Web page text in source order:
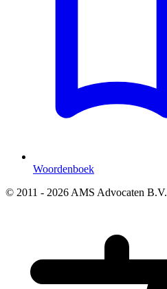
Woordenboek
© 2011 - 2026 AMS Advocaten B.V.